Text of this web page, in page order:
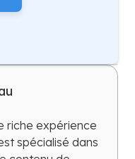
riche expérience
spécialisé dans